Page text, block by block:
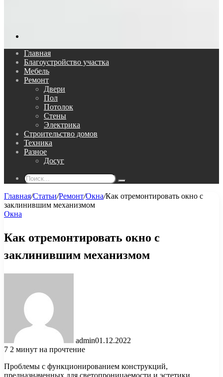
Главная
Благоустройство участка
Мебель
Ремонт
Двери
Пол
Потолок
Стены
Электрика
Строительство домов
Техника
Разное
Досуг
Поиск...
Главная/Статьи/Ремонт/Окна/Как отремонтировать окно с
заклинившим механизмом
Окна
Как отремонтировать окно с
заклинившим механизмом
admin01.12.2022
7 2 минут на прочтение
Проблемы с функционированием конструкций,
предназначенных для светопроницаемости и эстетики